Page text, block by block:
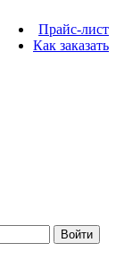
Прайс-лист
Как заказать
Войти